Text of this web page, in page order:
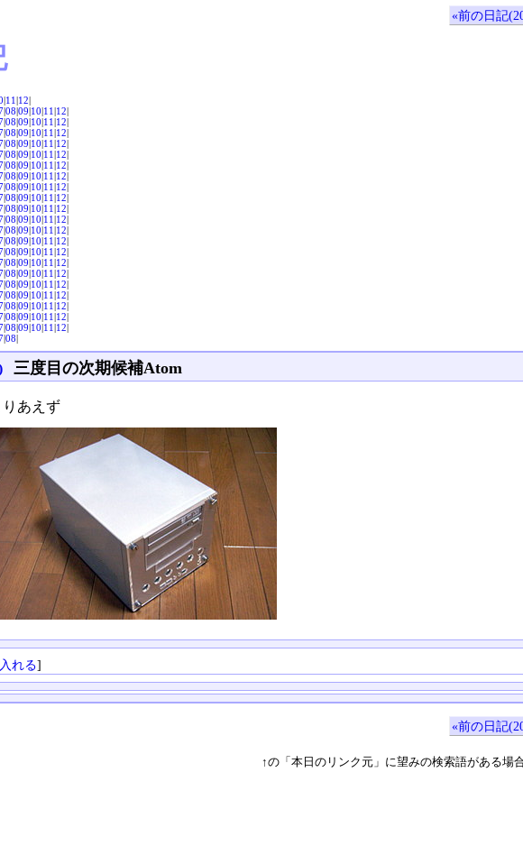
«前の日記
|11|12|
|08|09|10|11|12|
|08|09|10|11|12|
|08|09|10|11|12|
|08|09|10|11|12|
|08|09|10|11|12|
|08|09|10|11|12|
|08|09|10|11|12|
|08|09|10|11|12|
|08|09|10|11|12|
|08|09|10|11|12|
|08|09|10|11|12|
|08|09|10|11|12|
|08|09|10|11|12|
|08|09|10|11|12|
|08|09|10|11|12|
|08|09|10|11|12|
|08|09|10|11|12|
|08|09|10|11|12|
|08|09|10|11|12|
|08|09|10|11|12|
|08|09|10|11|12|
|08|
三度目の次期候補Atom
りあえず
れる]
«前の日記
↑の「本日のリンク元」に望みの検索語がある場